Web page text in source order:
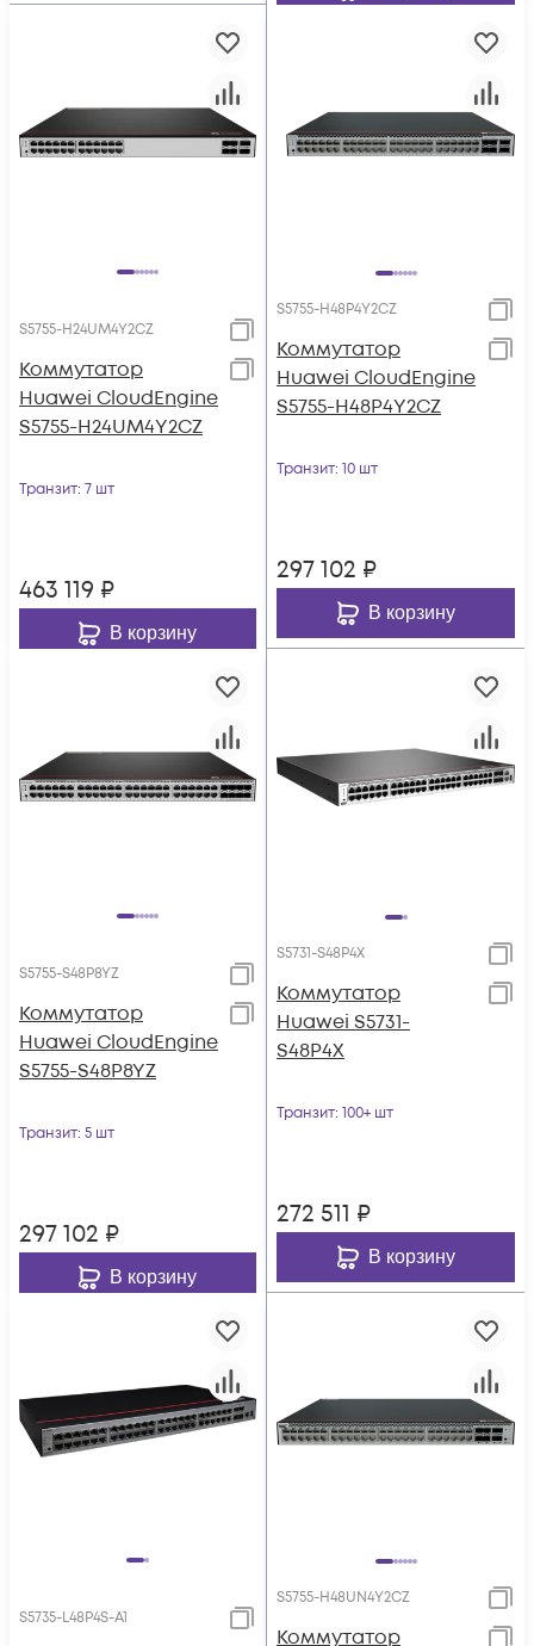
S5755-H24UM4Y2CZ
Коммутатор
Huawei CloudEngine
S5755-H24UM4Y2CZ
Транзит: 7 шт
463 119 ₽
В корзину
S5755-H48P4Y2CZ
Коммутатор
Huawei CloudEngine
S5755-H48P4Y2CZ
Транзит: 10 шт
297 102 ₽
В корзину
S5755-S48P8YZ
Коммутатор
Huawei CloudEngine
S5755-S48P8YZ
Транзит: 5 шт
297 102 ₽
В корзину
S5731-S48P4X
Коммутатор
Huawei S5731-
S48P4X
Транзит: 100+ шт
272 511 ₽
В корзину
S5735-L48P4S-A1
S5755-H48UN4Y2CZ
Коммутатор